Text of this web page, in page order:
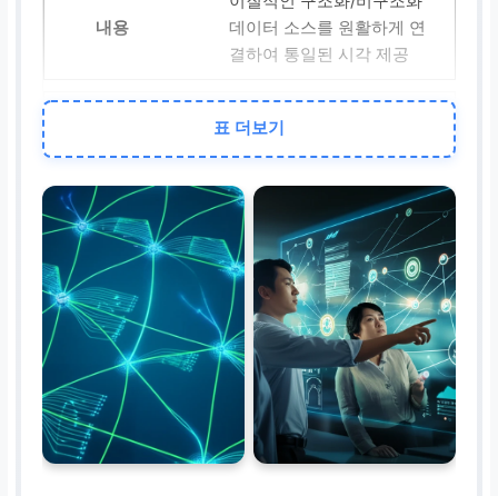
데이터 소스를 원활하게 연
결하여 통일된 시각 제공
숨겨진 패턴 발견
이터 간의 복잡한 관계 및
패턴을 드러냄
강력한 분석 기반
고급 분석, 시각화, 협업을
위한 견고한 데이터 환경
구축
추가 정보
표 더보기